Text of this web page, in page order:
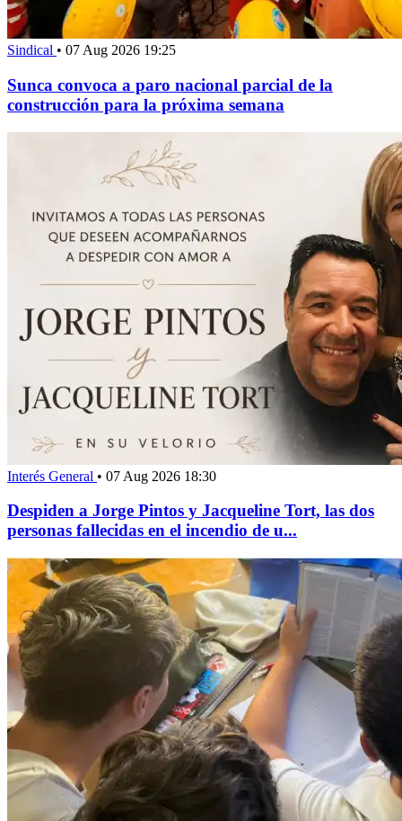
Sindical • 07 Aug 2026 19:25
Sunca convoca a paro nacional parcial de la
construcción para la próxima semana
Interés General • 07 Aug 2026 18:30
Despiden a Jorge Pintos y Jacqueline Tort, las dos
personas fallecidas en el incendio de u...